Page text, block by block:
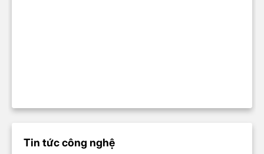
Tin tức công nghệ